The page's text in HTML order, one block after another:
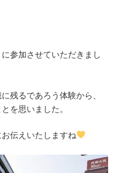
参加させていただきまし
残るであろう体験から、
を思いました。
伝えいたしますね